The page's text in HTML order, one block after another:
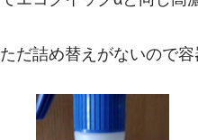
ただ詰め替えがないので容